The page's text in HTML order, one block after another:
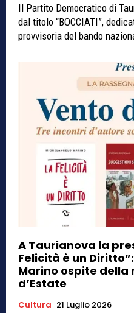
Il Partito Democratico di
dal titolo “BOCCIATI”,
provvisoria del bando
A Taurianova la
Felicità è un
Marino ospite della
d’Estate
Cultura 21 Luglio 2026